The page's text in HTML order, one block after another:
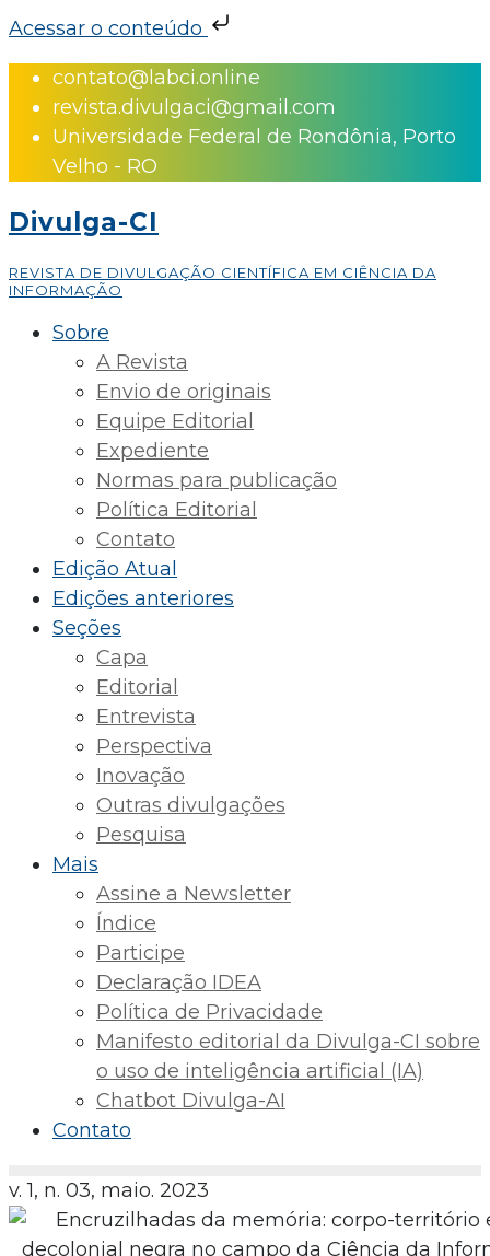
Acessar o conteúdo
Skip
content
contato@labci.online
revista.divulgaci@gmail.com
Universidade Federal de Rondônia, Porto
Velho - RO
Divulga-CI
REVISTA DE DIVULGAÇÃO CIENTÍFICA EM CIÊNCIA DA
INFORMAÇÃO
Sobre
A Revista
Envio de originais
Equipe Editorial
Expediente
Normas para publicação
Política Editorial
Contato
Edição Atual
Edições anteriores
Seções
Capa
Editorial
Entrevista
Perspectiva
Inovação
Outras divulgações
Pesquisa
Mais
Assine a Newsletter
Índice
Participe
Declaração IDEA
Política de Privacidade
Manifesto editorial da Divulga-CI sobre
o uso de inteligência artificial (IA)
Chatbot Divulga-AI
Contato
v. 1, n. 03, maio. 2023